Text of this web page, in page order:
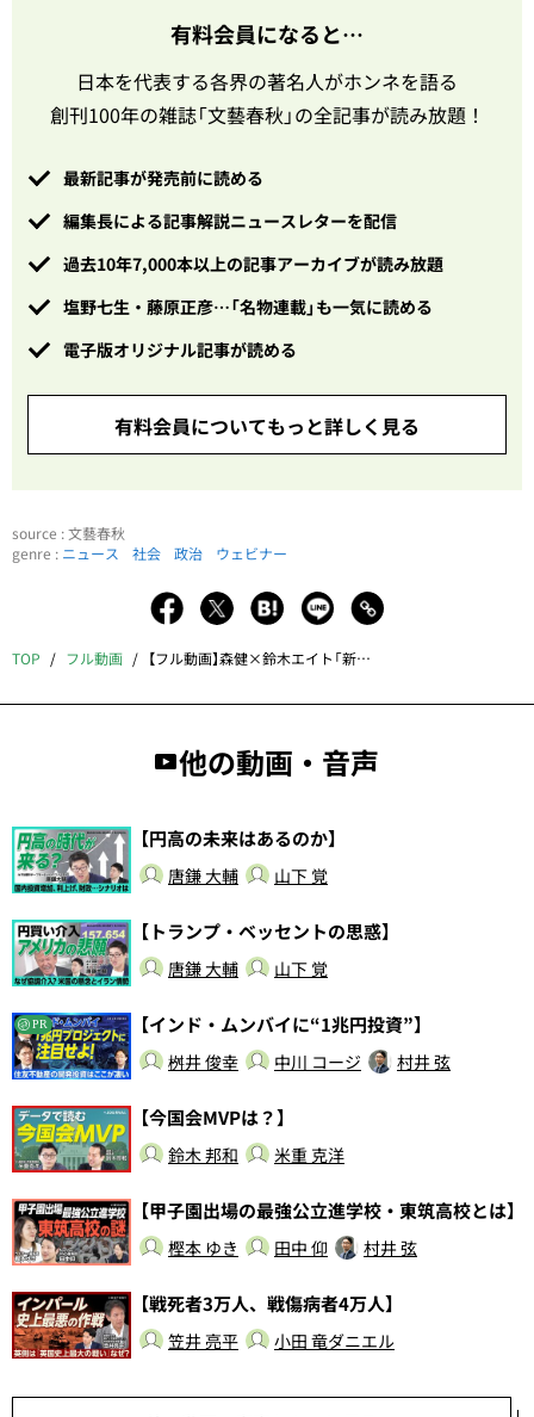
有料会員になると…
日本を代表する各界の著名人がホンネを語る
創刊100年の雑誌「文藝春秋」の全記事が読み放題！
最新記事が発売前に読める
編集長による記事解説ニュースレターを配信
過去10年7,000本以上の記事アーカイブが読み放題
塩野七生・藤原正彦…「名物連載」も一気に読める
電子版オリジナル記事が読める
有料会員についてもっと詳しく見る
source : 文藝春秋
genre : ニュース 社会 政治 ウェビナー
TOP フル動画 【フル動画】森健×鈴木エイト「新聞・テレビが報じない〈安倍元首相暗殺と統一教会〉」
他の動画・音声
【円高の未来はあるのか】
唐鎌 大輔 山下 覚
【トランプ・ベッセントの思惑】
唐鎌 大輔 山下 覚
PR 【インド・ムンバイに“1兆円投資”】
桝井 俊幸 中川 コージ 村井 弦
【今国会MVPは？】
鈴木 邦和 米重 克洋
【甲子園出場の最強公立進学校・東筑高校とは】
樫本 ゆき 田中 仰 村井 弦
【戦死者3万人、戦傷病者4万人】
笠井 亮平 小田 竜ダニエル